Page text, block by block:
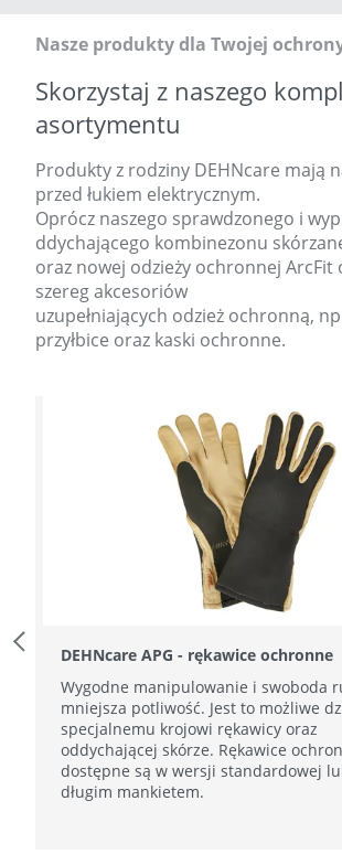
Nasze produkty dla Twojej
Skorzystaj z naszego
asortymentu
Produkty z rodziny DEHNcare mają
przed łukiem elektrycznym.
Oprócz naszego sprawdzonego i
ddychającego kombinezonu
oraz nowej odzieży ochronnej ArcFit
szereg akcesoriów
uzupełniających odzież ochronną,
przyłbice oraz kaski ochronne.
Previous Slide
DEHNcare APG - rękawice ochronne
Wygodne manipulowanie i swoboda
mniejsza potliwość. Jest to możliwe
specjalnemu krojowi rękawicy oraz
oddychającej skórze. Rękawice
dostępne są w wersji standardowej
długim mankietem.